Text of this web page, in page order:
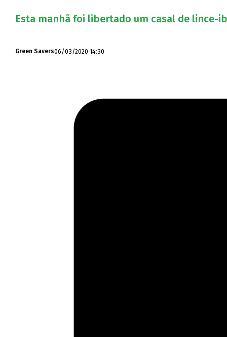
Esta manhã foi libertado um casal de lince-
Green Savers06/03/2020 14:30